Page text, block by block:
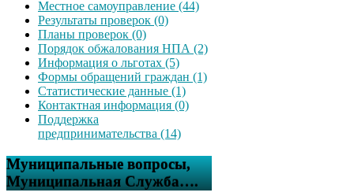
Местное самоуправление (44)
Результаты проверок (0)
Планы проверок (0)
Порядок обжалования НПА (2)
Информация о льготах (5)
Формы обращений граждан (1)
Статистические данные (1)
Контактная информация (0)
Поддержка
предпринимательства (14)
Муниципальные вопросы,
Муниципальная Служба….